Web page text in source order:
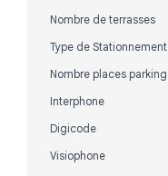
Nombre de terrasses
Type de Stationnement
Nombre places parking
Interphone
Digicode
Visiophone